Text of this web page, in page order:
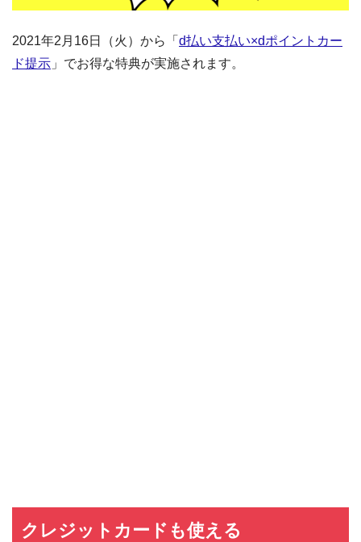
2021年2月16日（火）から「 d払い支払い×dポイントカー
ド提示 」でお得な特典が実施されます。
クレジットカードも使える